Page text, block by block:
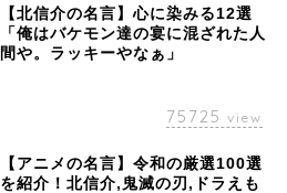
【北信介の名言】心に染みる12選
「俺はバケモン達の宴に混ざれた人
間や。ラッキーやなぁ」
75725 view
【アニメの名言】令和の厳選100選
を紹介！北信介,鬼滅の刃,ドラえも